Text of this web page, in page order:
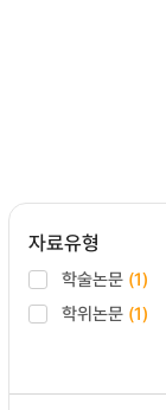
자료유형
학술논문 (1)
학위논문 (1)